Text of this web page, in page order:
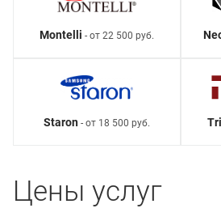
Montelli - от 22 500 руб.
Staron - от 18 500 руб.
Цены услуг